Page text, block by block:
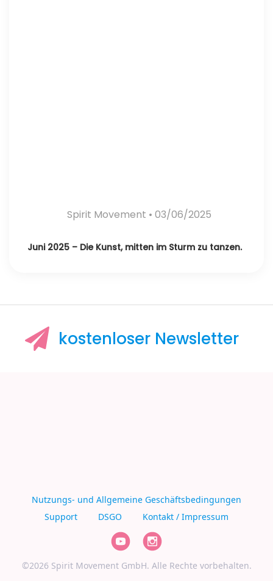
Spirit Movement • 03/06/2025
Juni 2025 – Die Kunst, mitten im Sturm zu tanzen.
kostenloser Newsletter
Nutzungs- und Allgemeine Geschäftsbedingungen
Support
DSGO Kontakt / Impressum
©2026 Spirit Movement GmbH. Alle Rechte vorbehalten.